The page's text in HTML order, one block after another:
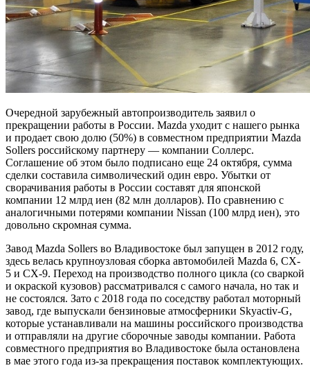
Очередной зарубежный автопроизводитель заявил о
прекращении работы в России. Mazda уходит с нашего рынка
и продает свою долю (50%) в совместном предприятии Mazda
Sollers российскому партнеру — компании Соллерс.
Соглашение об этом было подписано еще 24 октября, сумма
сделки составила символический один евро. Убытки от
сворачивания работы в России составят для японской
компании 12 млрд иен (82 млн долларов). По сравнению с
аналогичными потерями компании Nissan (100 млрд иен), это
довольно скромная сумма.
Завод Mazda Sollers во Владивостоке был запущен в 2012 году,
здесь велась крупноузловая сборка автомобилей Mazda 6, CX-
5 и CX-9. Переход на производство полного цикла (со сваркой
и окраской кузовов) рассматривался с самого начала, но так и
не состоялся. Зато с 2018 года по соседству работал моторный
завод, где выпускали бензиновые атмосферники Skyactiv-G,
которые устанавливали на машины российского производства
и отправляли на другие сборочные заводы компании. Работа
совместного предприятия во Владивостоке была остановлена
в мае этого года из-за прекращения поставок комплектующих.